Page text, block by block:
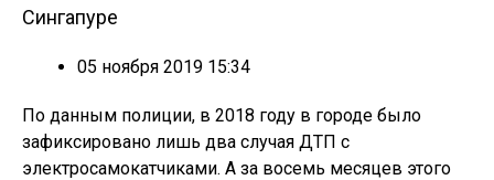
Сингапуре
05 ноября 2019 15:34
По данным полиции, в 2018 году в городе было
зафиксировано лишь два случая ДТП с
электросамокатчиками. А за восемь месяцев этого